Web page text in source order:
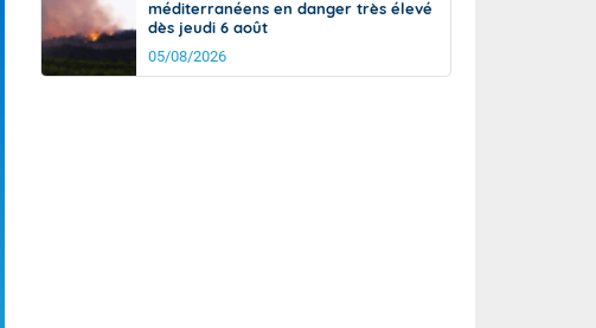
méditerranéens en danger très élevé
dès jeudi 6 août
05/08/2026